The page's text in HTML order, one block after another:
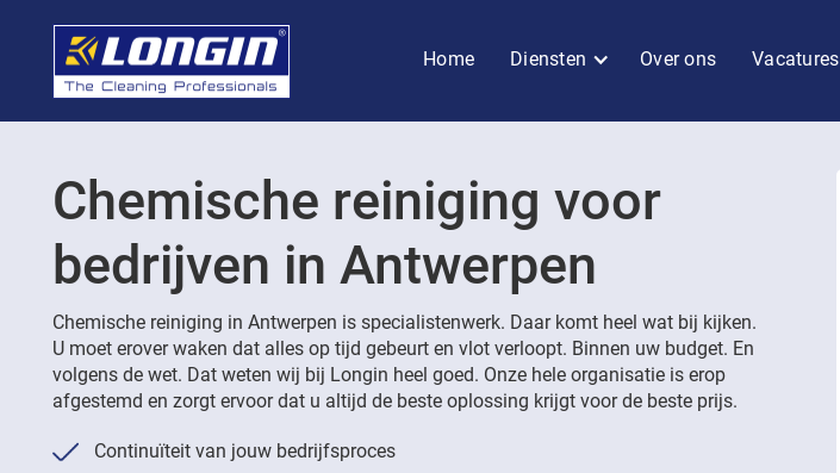
Home Diensten Over ons Vacatures
Chemische reiniging voor
bedrijven in Antwerpen
Chemische reiniging in Antwerpen is specialistenwerk. Daar komt heel wat bij kijken.
U moet erover waken dat alles op tijd gebeurt en vlot verloopt. Binnen uw budget. En
volgens de wet. Dat weten wij bij Longin heel goed. Onze hele organisatie is erop
afgestemd en zorgt ervoor dat u altijd de beste oplossing krijgt voor de beste prijs.
Continuïteit van jouw bedrijfsproces